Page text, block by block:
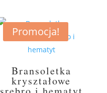
Promocja!
Bransoletka
kryształowe